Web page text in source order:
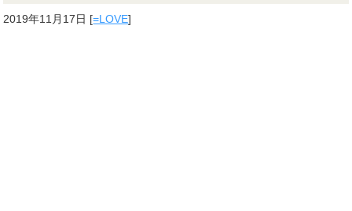
2019年11月17日 [=LOVE]